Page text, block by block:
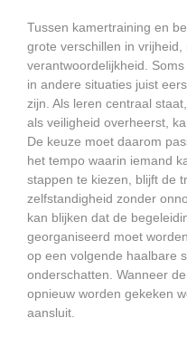
Tussen kamertraining en
grote verschillen in vrijheid,
verantwoordelijkheid.
in andere situaties juist
zijn. Als leren centraal
als veiligheid overheerst,
De keuze moet daarom
het tempo waarin iemand
stappen te kiezen, blijft de
zelfstandigheid zonder
kan blijken dat de
georganiseerd moet
op een volgende haalbare
onderschatten. Wanneer
opnieuw worden gekeken
aansluit.